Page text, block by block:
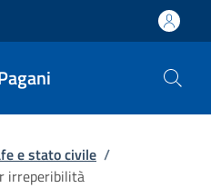
e stato civile /
irreperibilità